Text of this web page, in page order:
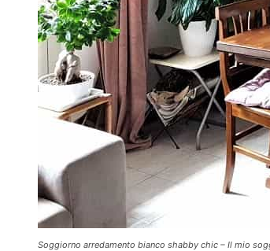
Soggiorno arredamento bianco shabby chic – Il mio